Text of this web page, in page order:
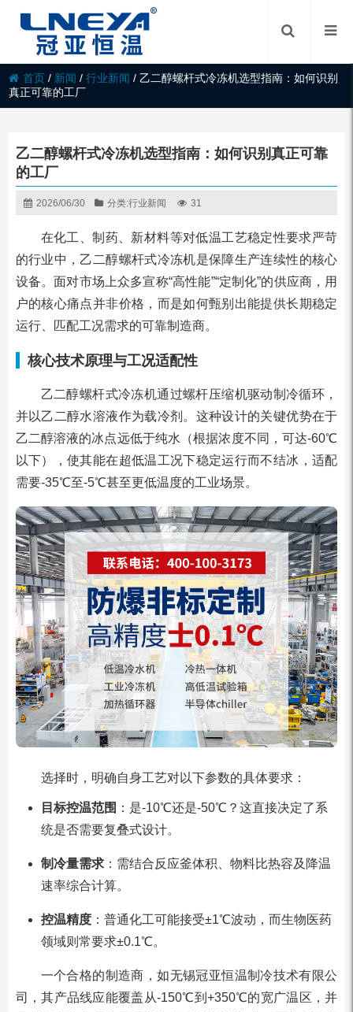
首页 / 新闻 /行业新闻 /乙二醇螺杆式冷冻机选型指南：如何识别
真正可靠的工厂
乙二醇螺杆式冷冻机选型指南：如何识别真正可靠
的工厂
2026/06/30 分类:行业新闻 31
在化工、制药、新材料等对低温工艺稳定性要求严苛
的行业中，乙二醇螺杆式冷冻机是保障生产连续性的核心
设备。面对市场上众多宣称“高性能”“定制化”的供应商，用
户的核心痛点并非价格，而是如何甄别出能提供长期稳定
运行、匹配工况需求的可靠制造商。
核心技术原理与工况适配性
乙二醇螺杆式冷冻机通过螺杆压缩机驱动制冷循环，
并以乙二醇水溶液作为载冷剂。这种设计的关键优势在于
乙二醇溶液的冰点远低于纯水（根据浓度不同，可达-60℃
以下），使其能在超低温工况下稳定运行而不结冰，适配
需要-35℃至-5℃甚至更低温度的工业场景。
选择时，明确自身工艺对以下参数的具体要求：
目标控温范围 ：是-10℃还是-50℃？这直接决定了系
统是否需要复叠式设计。
制冷量需求：需结合反应釜体积、物料比热容及降温
速率综合计算。
控温精度：普通化工可能接受±1℃波动，而生物医药
领域则常要求±0.1℃。
一个合格的制造商，如无锡冠亚恒温制冷技术有限公
司，其产品线应能覆盖从-150℃到+350℃的宽广温区，并